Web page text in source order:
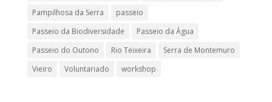
Pampilhosa da Serra
passeio
Passeio da Biodiversidade
Passeio da Água
Passeio do Outono
Rio Teixeira
Serra de Montemuro
Vieiro
Voluntariado workshop